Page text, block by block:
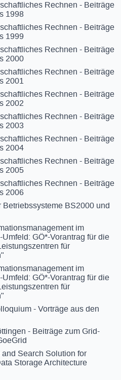
Rechnen - Beiträge
1998
Rechnen - Beiträge
1999
Rechnen - Beiträge
2000
Rechnen - Beiträge
2001
Rechnen - Beiträge
2002
Rechnen - Beiträge
2003
Rechnen - Beiträge
2004
Rechnen - Beiträge
2005
Rechnen - Beiträge
2006
BS2000 und
im
GÖ*-Vorantrag für die
für
im
GÖ*-Vorantrag für die
für
- Vorträge aus den
- Beiträge zum Grid-
Search Solution for
Storage Architecture